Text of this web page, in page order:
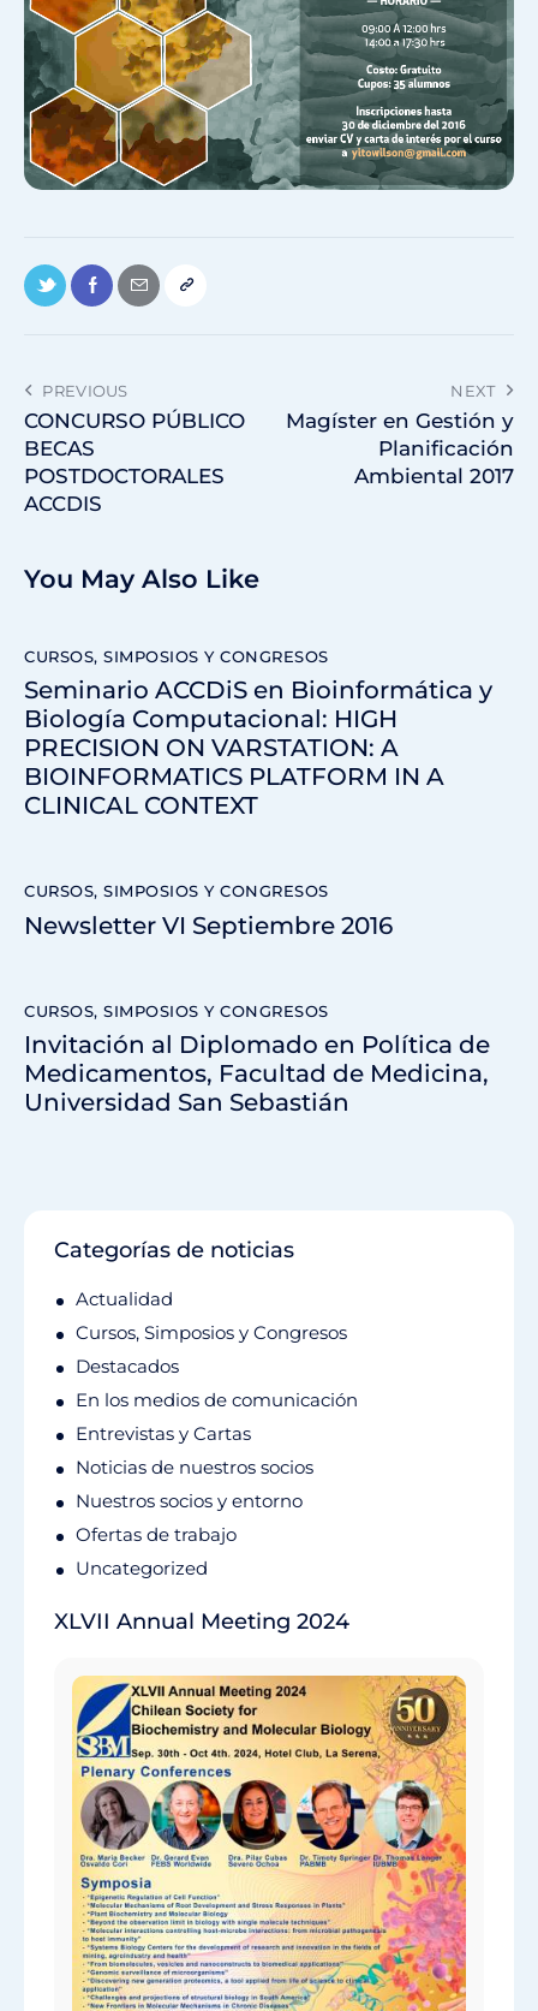
PREVIOUS
CONCURSO PÚBLICO
BECAS
POSTDOCTORALES
ACCDIS
NEXT
Magíster en Gestión y
Planificación
Ambiental 2017
You May Also Like
CURSOS, SIMPOSIOS Y CONGRESOS
Seminario ACCDiS en Bioinformática y
Biología Computacional: HIGH
PRECISION ON VARSTATION: A
BIOINFORMATICS PLATFORM IN A
CLINICAL CONTEXT
CURSOS, SIMPOSIOS Y CONGRESOS
Newsletter VI Septiembre 2016
CURSOS, SIMPOSIOS Y CONGRESOS
Invitación al Diplomado en Política de
Medicamentos, Facultad de Medicina,
Universidad San Sebastián
Categorías de noticias
Actualidad
Cursos, Simposios y Congresos
Destacados
En los medios de comunicación
Entrevistas y Cartas
Noticias de nuestros socios
Nuestros socios y entorno
Ofertas de trabajo
Uncategorized
XLVII Annual Meeting 2024